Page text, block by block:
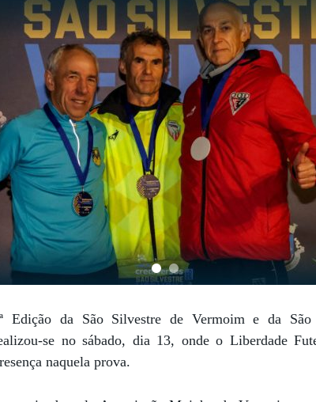
Edição da São Silvestre de Vermoim e da São
se no sábado, dia 13, onde o Liberdade
naquela prova.